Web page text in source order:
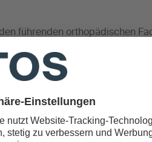
führenden orthopädischen
uns über den Zuwachs für
der Mannschaftsarzt des 1.
Spitzenmedizin mit hohem
Ärztlicher Direktor